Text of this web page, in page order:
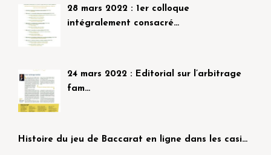
28 mars 2022 : 1er colloque
intégralement consacré…
24 mars 2022 : Editorial sur l’arbitrage
fam…
Histoire du jeu de Baccarat en ligne dans les casi…